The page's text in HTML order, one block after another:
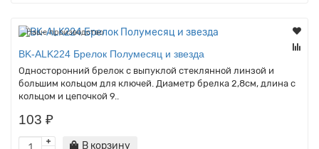
Наше производство
BK-ALK224 Брелок Полумесяц и звезда
Односторонний брелок с выпуклой стеклянной линзой и
большим кольцом для ключей. Диаметр брелка 2,8см, длина с
кольцом и цепочкой 9..
103 ₽
В корзину